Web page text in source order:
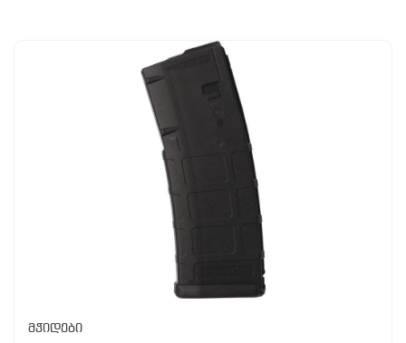
მჭიდები